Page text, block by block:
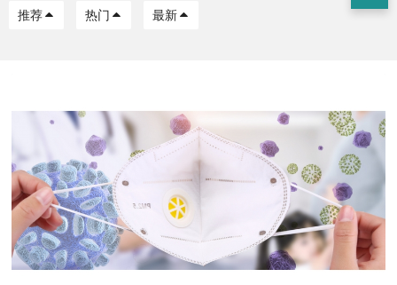
推荐 热门 最新